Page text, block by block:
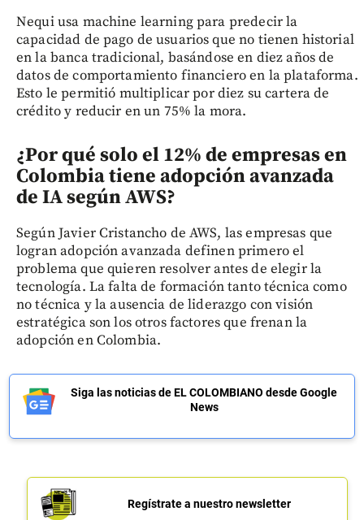
Nequi usa machine learning para predecir la
capacidad de pago de usuarios que no tienen historial
en la banca tradicional, basándose en diez años de
datos de comportamiento financiero en la plataforma.
Esto le permitió multiplicar por diez su cartera de
crédito y reducir en un 75% la mora.
¿Por qué solo el 12% de empresas en
Colombia tiene adopción avanzada
de IA según AWS?
Según Javier Cristancho de AWS, las empresas que
logran adopción avanzada definen primero el
problema que quieren resolver antes de elegir la
tecnología. La falta de formación tanto técnica como
no técnica y la ausencia de liderazgo con visión
estratégica son los otros factores que frenan la
adopción en Colombia.
Siga las noticias de EL COLOMBIANO desde Google
News
Regístrate a nuestro newsletter